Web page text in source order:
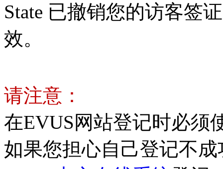
State 已撤销您的访客签
效。
请注意：
在EVUS网站登记时必须
如果您担心自己登记不